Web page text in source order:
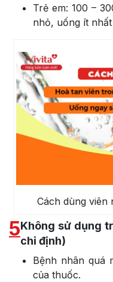
Trẻ em: 100 –
nhỏ, uống ít
Cách dùng viên
5Không sử dụng
chỉ định)
Bệnh nhân quá
của thuốc.